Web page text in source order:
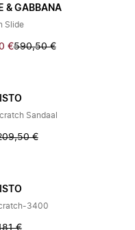
& GABBANA
Slide
€590,50 €
Sandaal
€
3400
€